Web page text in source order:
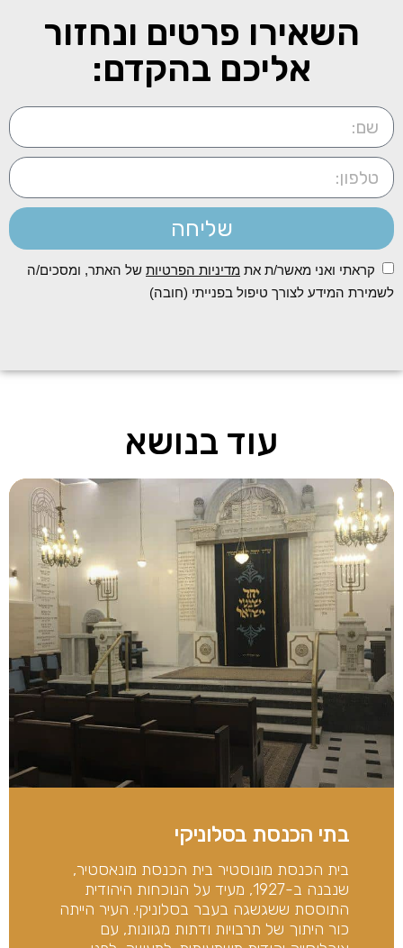
השאירו פרטים ונחזור
אליכם בהקדם:
שליחה
קראתי ואני מאשר/ת את מדיניות הפרטיות של האתר, ומסכים/ה
לשמירת המידע לצורך טיפול בפנייתי (חובה)
עוד בנושא
בתי הכנסת בסלוניקי
בית הכנסת מונוסטיר בית הכנסת מונאסטיר,
שנבנה ב-1927, מעיד על הנוכחות היהודית
התוססת ששגשגה בעבר בסלוניקי. העיר הייתה
כור היתוך של תרבויות ודתות מגוונות, עם